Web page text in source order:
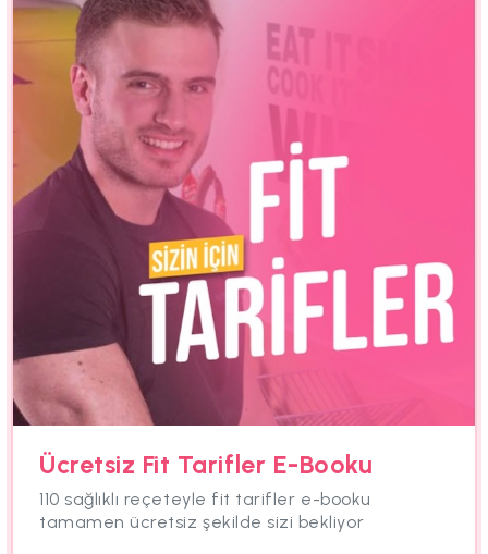
Ücretsiz Fit Tarifler E-Booku
110 sağlıklı reçeteyle fit tarifler e-booku
tamamen ücretsiz şekilde sizi bekliyor